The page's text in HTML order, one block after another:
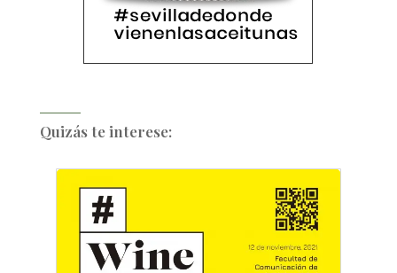
Quizás te interese: